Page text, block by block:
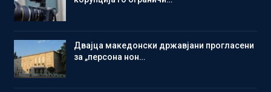
Двајца македонски државјани прогласени
за „персона нон…